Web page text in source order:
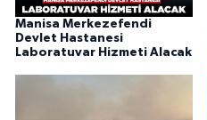
Manisa Merkezefendi
Devlet Hastanesi
Laboratuvar Hizmeti Alacak